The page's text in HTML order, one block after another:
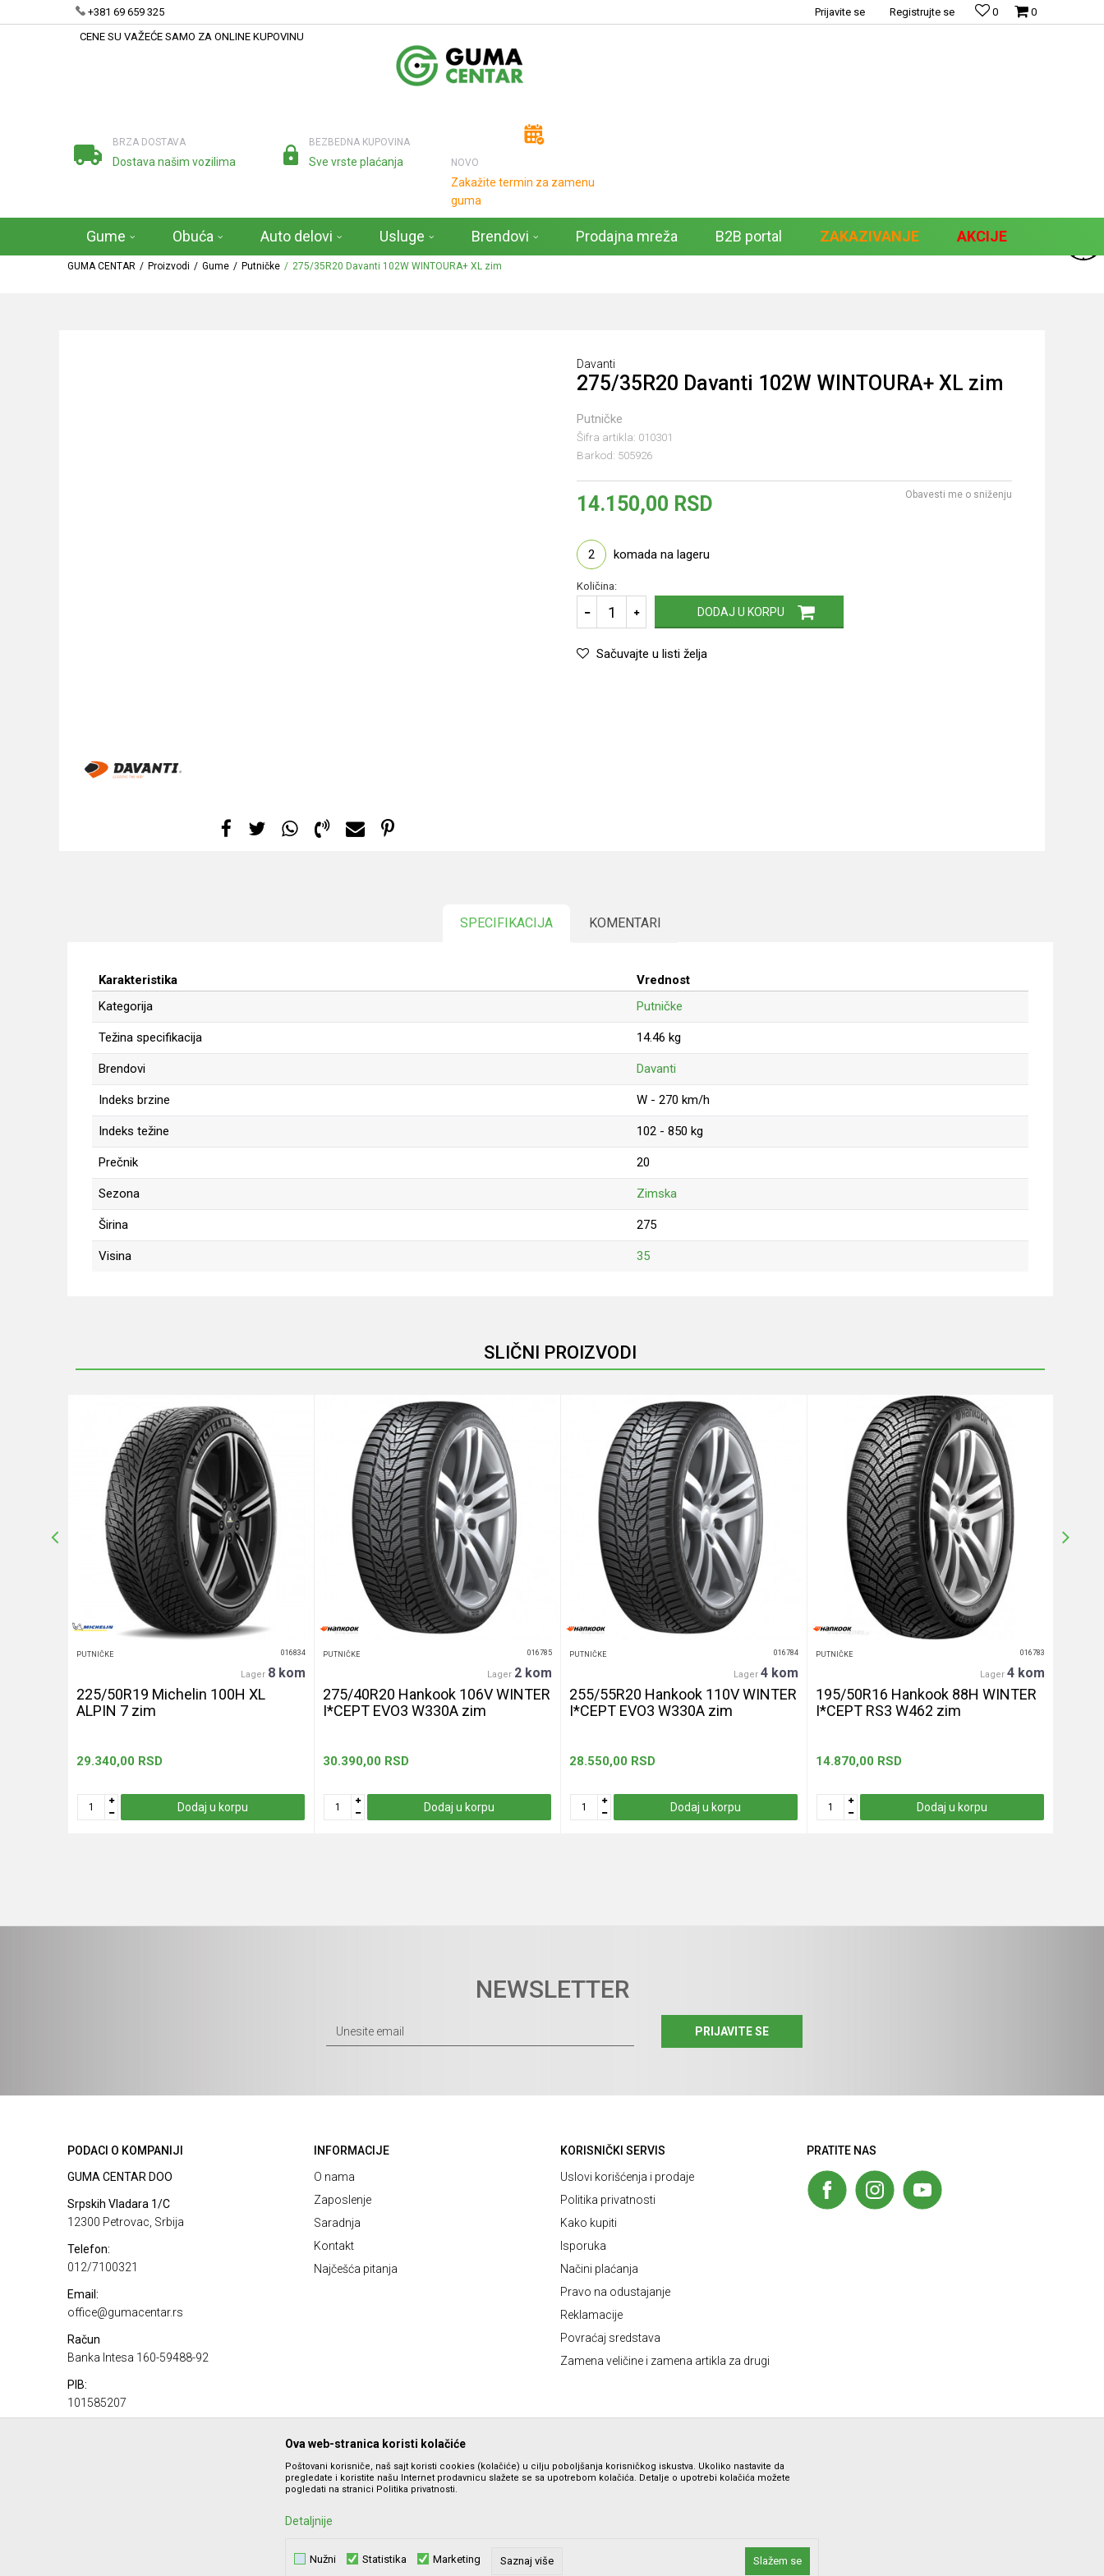
+381 69 659 325
CENE SU VAŽEĆE SAMO ZA ONLINE KUPOVINU
0
0
Prijavite se Registrujte se
BRZA DOSTAVA
Dostava našim vozilima
BEZBEDNA KUPOVINA
Sve vrste plaćanja NOVO
Zakažite termin za zamenu
guma
Gume Obuća Auto delovi Usluge Brendovi Prodajna mreža B2B portal ZAKAZIVANJE AKCIJE
GUMA CENTAR Proizvodi Gume Putničke 275/35R20 Davanti 102W WINTOURA+ XL zim
Davanti
275/35R20 Davanti 102W WINTOURA+ XL zim
Putničke
Šifra artikla: 010301
Barkod: 505926
14.150,00 RSD Obavesti me o sniženju
2 komada na lageru
Količina:
DODAJ U KORPU
Sačuvajte u listi želja
SPECIFIKACIJA KOMENTARI
Karakteristika
Vrednost
Kategorija
Putničke
Težina specifikacija 14.46 kg
Brendovi Davanti
Indeks brzine W - 270 km/h
Indeks težine 102 - 850 kg
Prečnik 20
Sezona Zimska
Širina 275
Visina 35
Anti-spam zaštita - izračunajte koliko je 4 + 1 :
POŠALJI
SLIČNI PROIZVODI
PUTNIČKE 016834
Lager 8 kom
225/50R19 Michelin 100H XL
ALPIN 7 zim
29.340,00 RSD
Dodaj u korpu
PUTNIČKE 016785
Lager 2 kom
275/40R20 Hankook 106V WINTER
I*CEPT EVO3 W330A zim
30.390,00 RSD
Dodaj u korpu
PUTNIČKE 016784
Lager 4 kom
255/55R20 Hankook 110V WINTER
I*CEPT EVO3 W330A zim
28.550,00 RSD
Dodaj u korpu
PUTNIČKE 016783
Lager 4 kom
195/50R16 Hankook 88H WINTER
I*CEPT RS3 W462 zim
14.870,00 RSD
Dodaj u korpu
NEWSLETTER
PRIJAVITE SE
PODACI O KOMPANIJI
GUMA CENTAR DOO
Srpskih Vladara 1/C
12300 Petrovac, Srbija
Telefon:
012/7100321
Email:
office@gumacentar.rs
Račun
Banka Intesa 160-59488-92
PIB:
101585207
INFORMACIJE
O nama
Zaposlenje
Saradnja
Kontakt
Najčešća pitanja
KORISNIČKI SERVIS
Uslovi korišćenja i prodaje
Politika privatnosti
Kako kupiti
Isporuka
Načini plaćanja
Pravo na odustajanje
Reklamacije
Povraćaj sredstava
Zamena veličine i zamena artikla za drugi
PRATITE NAS
Nastojimo da budemo što precizniji u opisu proizvoda, prikazu slika i samih cena, ali ne možemo garantovati da su sve informacije kompletne i bez grešaka. Svi artikli prikazani na sajtu su deo naše
ponude i ne podrazumeva da su dostupni u svakom trenutku. Raspoloživost robe možete proveriti pozivom Call Centra na 012/7100321.
Ova web-stranica koristi kolačiće
Poštovani korisniče, naš sajt koristi cookies (kolačiće) u cilju poboljšanja korisničkog iskustva. Ukoliko nastavite da
pregledate i koristite našu Internet prodavnicu slažete se sa upotrebom kolačića. Detalje o upotrebi kolačića možete
pogledati na stranici Politika privatnosti.
Detaljnije
Nužni Statistika Marketing Saznaj više Slažem se